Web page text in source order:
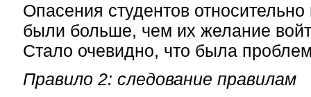
Опасения студентов
были больше, чем их желание
Стало очевидно, что была
Правило 2: следование правилам